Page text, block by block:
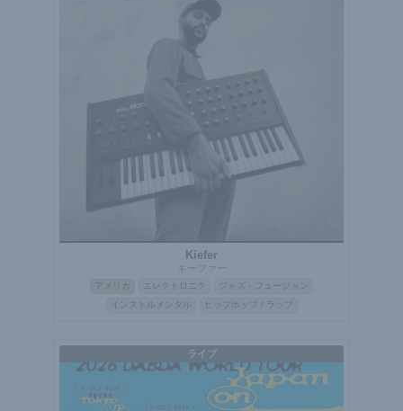
Kiefer
キーファー
アメリカ エレクトロニク
ジャズ・フュージョン
インストルメンタル
ヒップホップ / ラップ
ライブ